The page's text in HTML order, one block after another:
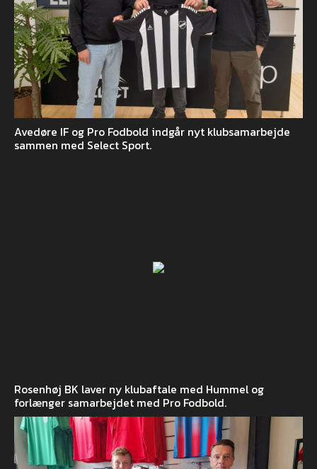
Avedøre IF og Pro Fodbold indgår nyt klubsamarbejde
sammen med Select Sport.
Rosenhøj BK laver ny klubaftale med Hummel og
forlænger samarbejdet med Pro Fodbold.